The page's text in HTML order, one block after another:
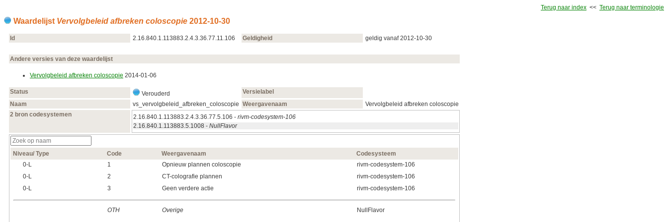
Terug naar index << Terug naar terminologie
Waardelijst Vervolgbeleid afbreken coloscopie 2012‑10‑30
Id 2.16.840.1.113883.2.4.3.36.77.11.106 Geldigheid geldig vanaf 2012‑10‑30
Andere versies van deze waardelijst
Vervolgbeleid afbreken coloscopie 2014‑01‑06
Status Verouderd
Versielabel
Naam
vs_vervolgbeleid_afbreken_coloscopie Weergavenaam
Vervolgbeleid afbreken coloscopie
2 bron codesystemen
2.16.840.1.113883.2.4.3.36.77.5.106 - rivm-codesystem-106
2.16.840.1.113883.5.1008 - NullFlavor
Niveau/ Type Code Weergavenaam
Codesysteem
0‑L
1 Opnieuw plannen coloscopie
rivm-codesystem-106
0‑L
2 CT-colografie plannen
rivm-codesystem-106
0‑L
3 Geen verdere actie rivm-codesystem-106
OTH Overige NullFlavor